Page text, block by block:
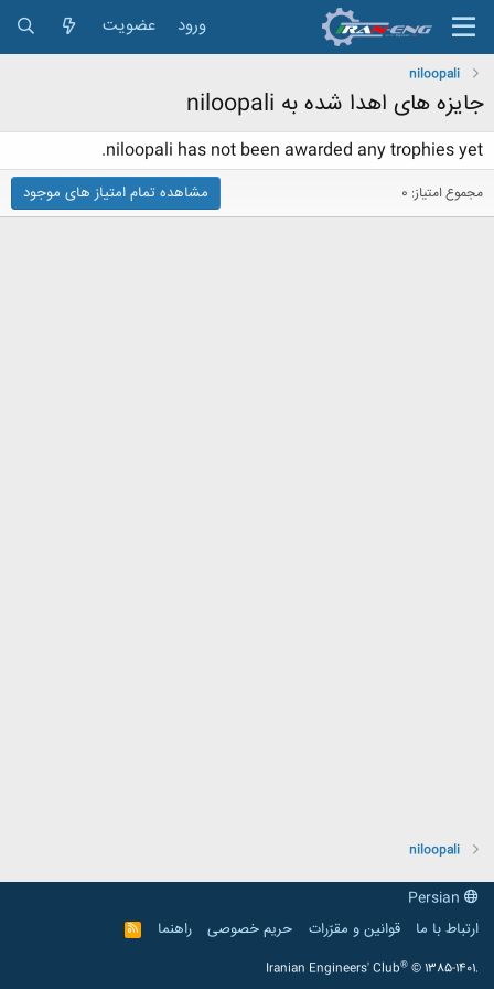
ورود عضویت
niloopali
جایزه های اهدا شده به niloopali
niloopali has not been awarded any trophies yet.
مجموع امتیاز: 0 مشاهده تمام امتیاز های موجود
niloopali
ارتباط با ما
قوانین و مقرّرات حریم خصوصی راهنما
R
S
Iranian Engineers' Club® © 1385-1401.